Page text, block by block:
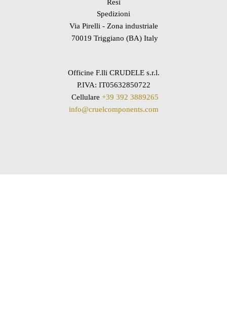
Resi
Spedizioni
Via Pirelli - Zona industriale
70019 Triggiano (BA) Italy
Officine F.lli CRUDELE s.r.l.
P.IVA: IT05632850722
Cellulare +39 392 3889265
info@cruelcomponents.com